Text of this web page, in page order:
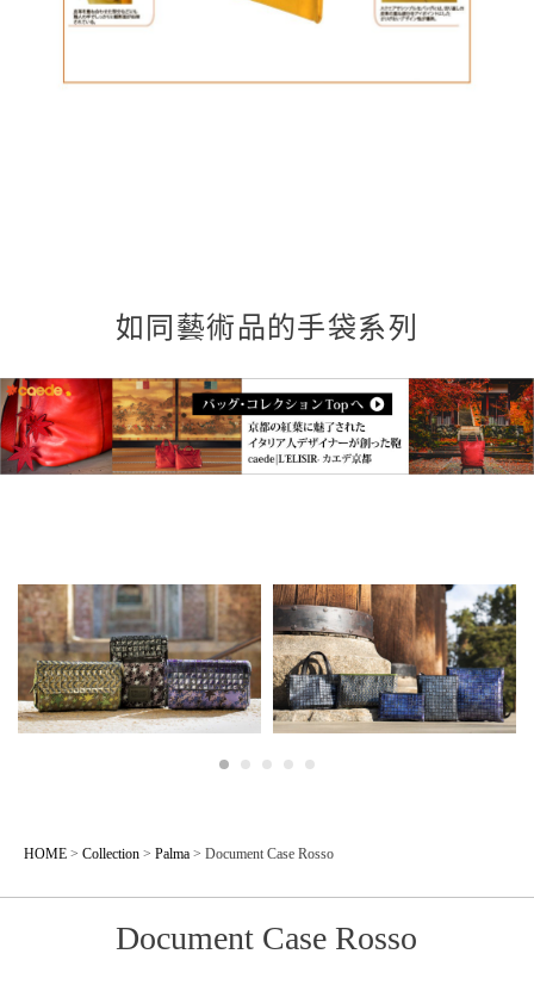
如同藝術品的手袋系列
HOME > Collection > Palma > Document Case Rosso
Document Case Rosso